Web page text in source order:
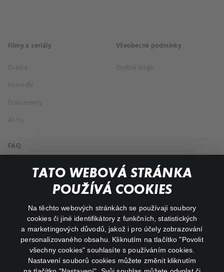
TATO WEBOVÁ STRÁNKA
POUŽÍVÁ COOKIES
Na těchto webových stránkách se používají soubory
cookies či jiné identifikátory z funkčních, statistických
a marketingových důvodů, jakož i pro účely zobrazování
personalizovaného obsahu. Kliknutím na tlačítko "Povolit
všechny cookies" souhlasíte s používáním cookies.
Nastavení souborů cookies můžete změnit kliknutím
Filmy a seriály
Drama
Komedie
Dokumenty
Akční
Všeobecné podmínky
Osobní údaje
FAQ
Můj účet
Důležité odkazy
facebookinstagram
youtube